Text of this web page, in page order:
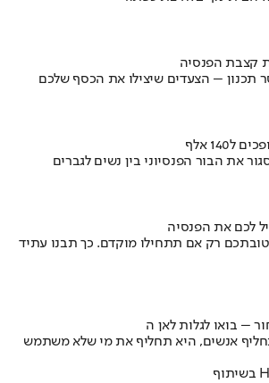
קצבת הפנסיה
תכנון – הצעדים שיצילו את הכסף שלכם
את הבור הפנסיוני בין נשים לגברים
לכם את הפנסיה
רק אם תתחילו מוקדם. כך תבנו עתיד
אנשים, היא תחליף את מי שלא משתמש